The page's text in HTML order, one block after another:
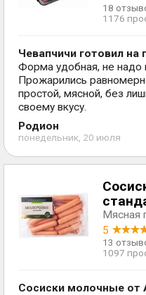
18
1176
Чевапчичи готовил на
Форма удобная, не надо
Прожарились
простой, мясной, без
своему вкусу.
Родион
понедельник, 20 июля
Мясная
5
13
1097
Сосиски молочные от